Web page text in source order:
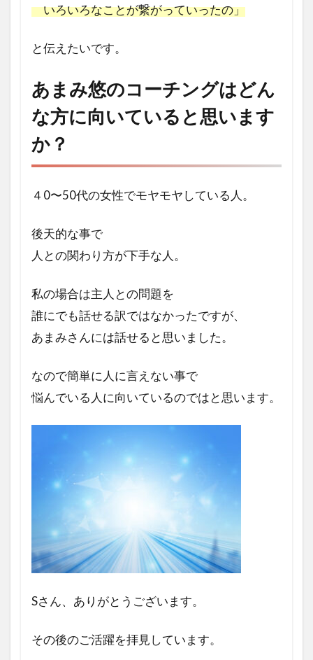
いろいろなことが繋がっていったの」
と伝えたいです。
あまみ悠のコーチングはどん
な方に向いていると思います
か？
４0〜50代の女性でモヤモヤしている人。
後天的な事で
人との関わり方が下手な人。
私の場合は主人との問題を
誰にでも話せる訳ではなかったですが、
あまみさんには話せると思いました。
なので簡単に人に言えない事で
悩んでいる人に向いているのではと思います。
Sさん、ありがとうございます。
その後のご活躍を拝見しています。